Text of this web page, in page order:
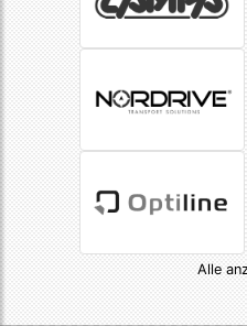
Alle